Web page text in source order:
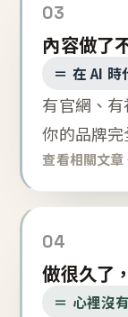
03
內容做了
＝ 在 AI 時
有官網、
你的品牌完
查看相關文
04
做很久了
＝ 心裡沒